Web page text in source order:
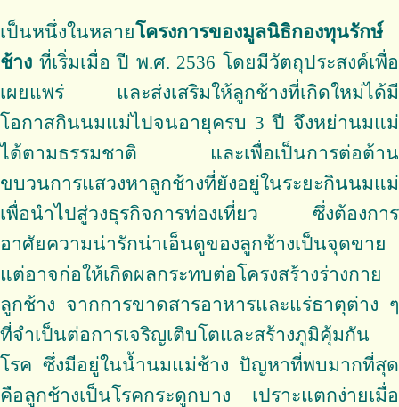
เป็นหนึ่งในหลายโครงการของมูลนิธิกองทุนรักษ์
ช้าง ที่เริ่มเมื่อ ปี พ.ศ. 2536 โดยมีวัตถุประสงค์เพื่อ
เผยแพร่ และส่งเสริมให้ลูกช้างที่เกิดใหม่ได้มี
โอกาสกินนมแม่ไปจนอายุครบ 3 ปี จึงหย่านมแม่
ได้ตามธรรมชาติ และเพื่อเป็นการต่อต้าน
ขบวนการแสวงหาลูกช้างที่ยังอยู่ในระยะกินนมแม่
เพื่อนำไปสู่วงธุรกิจการท่องเที่ยว ซึ่งต้องการ
อาศัยความน่ารักน่าเอ็นดูของลูกช้างเป็นจุดขาย
แต่อาจก่อให้เกิดผลกระทบต่อโครงสร้างร่างกาย
ลูกช้าง จากการขาดสารอาหารและแร่ธาตุต่าง ๆ
ที่จำเป็นต่อการเจริญเติบโตและสร้างภูมิคุ้มกัน
โรค ซึ่งมีอยู่ในน้ำนมแม่ช้าง ปัญหาที่พบมากที่สุด
คือลูกช้างเป็นโรคกระดูกบาง เปราะแตกง่ายเมื่อ